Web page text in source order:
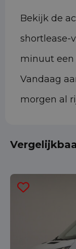
Bekijk de
shortlease-
minuut een
Vandaag
morgen al